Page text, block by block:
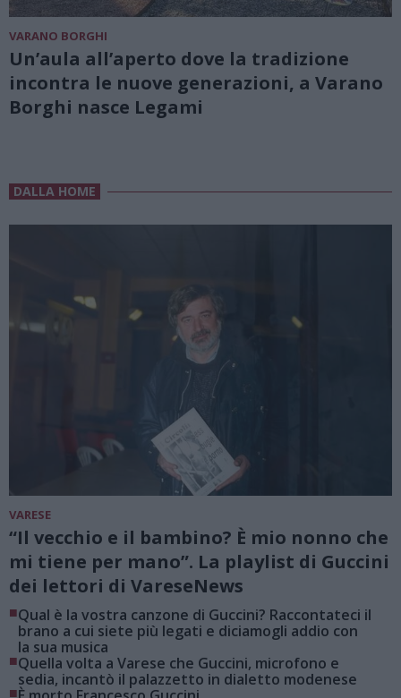
VARANO BORGHI
Un’aula all’aperto dove la tradizione
incontra le nuove generazioni, a Varano
Borghi nasce Legami
DALLA HOME
VARESE
“Il vecchio e il bambino? È mio nonno che
mi tiene per mano”. La playlist di Guccini
dei lettori di VareseNews
■Qual è la vostra canzone di Guccini? Raccontateci il
brano a cui siete più legati e diciamogli addio con
la sua musica
■Quella volta a Varese che Guccini, microfono e
sedia, incantò il palazzetto in dialetto modenese
■